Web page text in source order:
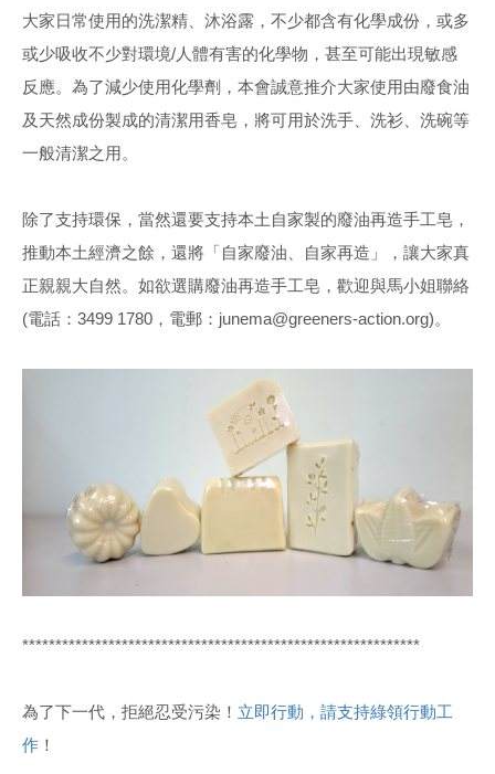
大家日常使用的洗潔精、沐浴露，不少都含有化學成份，或多
或少吸收不少對環境/人體有害的化學物，甚至可能出現敏感
反應。為了減少使用化學劑，本會誠意推介大家使用由廢食油
及天然成份製成的清潔用香皂，將可用於洗手、洗衫、洗碗等
一般清潔之用。
除了支持環保，當然還要支持本土自家製的廢油再造手工皂，
推動本土經濟之餘，還將「自家廢油、自家再造」，讓大家真
正親親大自然。如欲選購廢油再造手工皂，歡迎與馬小姐聯絡
(電話：3499 1780，電郵：junema@greeners-action.org)。
************************************************************
為了下一代，拒絕忍受污染！ 立即行動，請支持綠領行動工
作 ！